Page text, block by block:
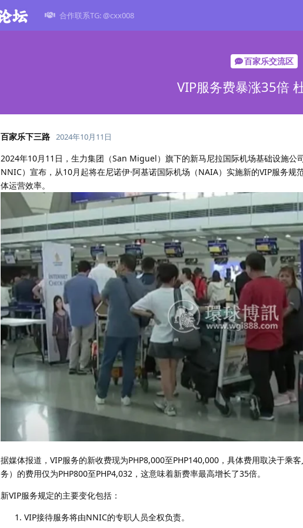
合作联系TG: @cxx008
百家乐交流区
VIP服务费暴涨35倍
百家乐下三路 2024年10月11日
2024年10月11日，生力集团（San Miguel）旗下的新马尼拉国际机场基础设施
NNIC）宣布，从10月起将在尼诺伊·阿基诺国际机场（NAIA）实施新的VIP服务规
体运营效率。
据媒体报道，VIP服务的新收费现为PHP8,000至PHP140,000，具体费用取决于乘
务）的费用仅为PHP800至PHP4,032，这意味着新费率最高增长了35倍。
新VIP服务规定的主要变化包括：
VIP接待服务将由NNIC的专职人员全权负责。